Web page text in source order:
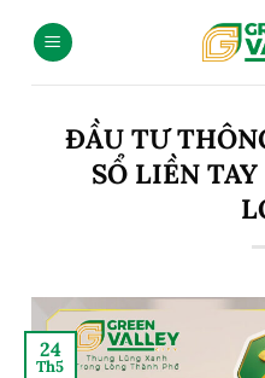
ĐẦU TƯ
SỔ LIỀN
24
Th5